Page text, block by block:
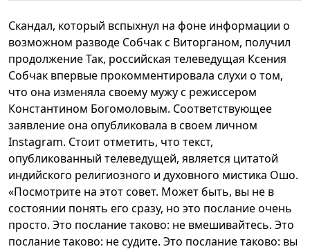
Скандал, который вспыхнул на фоне информации о
возможном разводе Собчак с Виторганом, получил
продолжение Так, российская телеведущая Ксения
Собчак впервые прокомментировала слухи о том,
что она изменяла своему мужу с режиссером
Константином Богомоловым. Соответствующее
заявление она опубликовала в своем личном
Instagram. Стоит отметить, что текст,
опубликованный телеведущей, является цитатой
индийского религиозного и духовного мистика Ошо.
«Посмотрите на этот совет. Может быть, вы не в
состоянии понять его сразу, но это послание очень
просто. Это послание таково: не вмешивайтесь. Это
послание таково: не судите. Это послание таково: вы